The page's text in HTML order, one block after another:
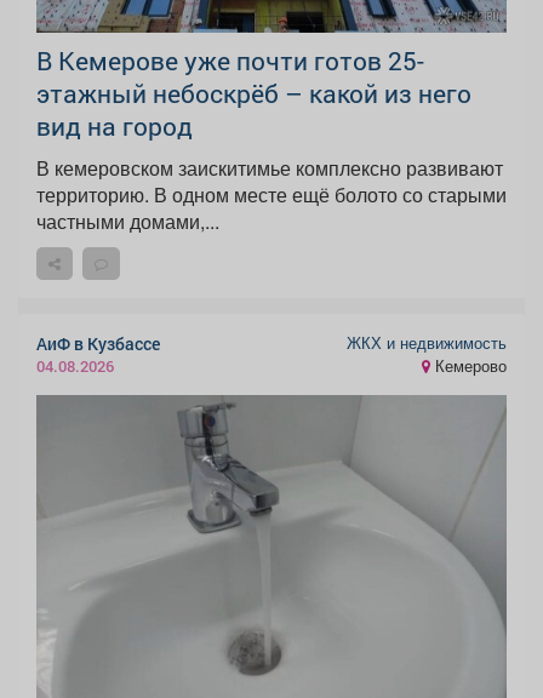
В Кемерове уже почти готов 25-
этажный небоскрёб – какой из него
вид на город
В кемеровском заискитимье комплексно развивают
территорию. В одном месте ещё болото со старыми
частными домами,...
АиФ в Кузбассе
04.08.2026
ЖКХ и недвижимость
Кемерово